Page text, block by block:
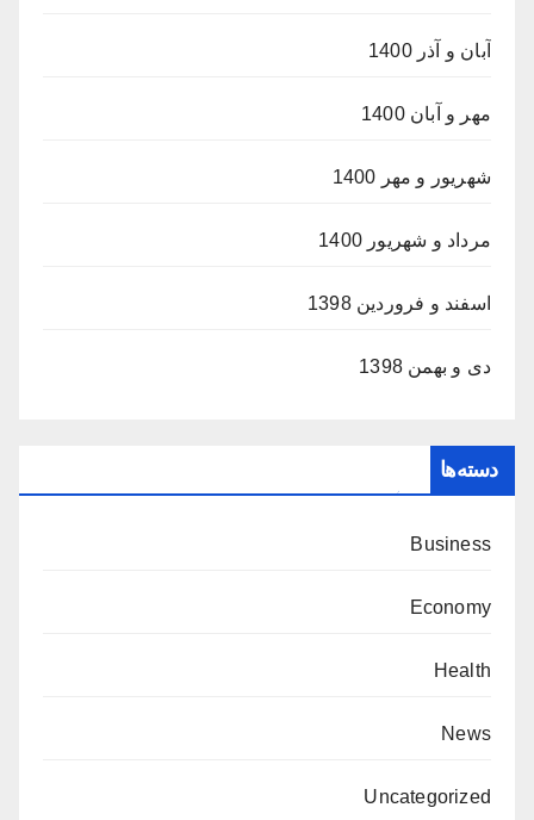
آبان و آذر 1400
مهر و آبان 1400
شهریور و مهر 1400
مرداد و شهریور 1400
اسفند و فروردین 1398
دی و بهمن 1398
دسته‌ها
Business
Economy
Health
News
Uncategorized